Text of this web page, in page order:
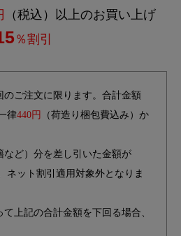
（税込）以上のお買い上げ
％割引
ご注文に限ります。合計金額
律440円
（荷造り梱包費込み）か
ど）分を差し引いた金額が
ネット割引適用対象外となりま
上記の合計金額を下回る場合、